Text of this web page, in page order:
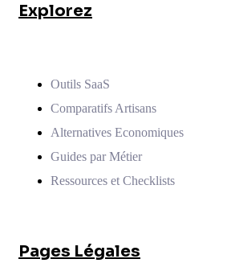
Explorez
Outils SaaS
Comparatifs Artisans
Alternatives Economiques
Guides par Métier
Ressources et Checklists
Pages Légales